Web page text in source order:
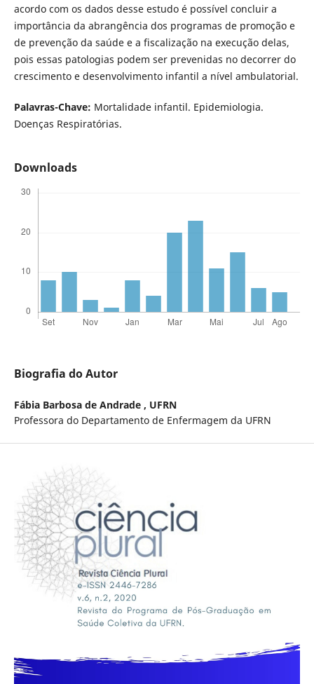
acordo com os dados desse estudo é possível concluir a
importância da abrangência dos programas de promoção e
de prevenção da saúde e a fiscalização na execução delas,
pois essas patologias podem ser prevenidas no decorrer do
crescimento e desenvolvimento infantil a nível ambulatorial.
Palavras-Chave: Mortalidade infantil. Epidemiologia.
Doenças Respiratórias.
Downloads
Biografia do Autor
Fábia Barbosa de Andrade , UFRN
Professora do Departamento de Enfermagem da UFRN